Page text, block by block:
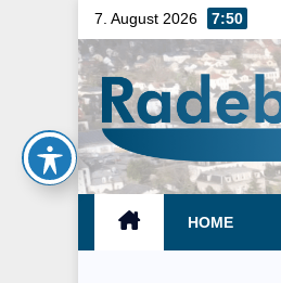
7. August 2026 7:50
HOME